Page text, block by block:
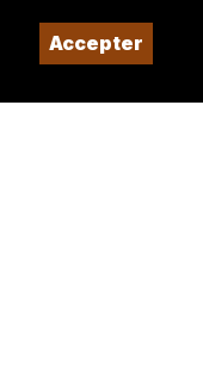
Accepter